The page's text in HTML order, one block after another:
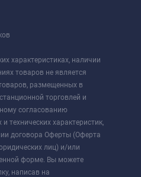
характеристиках, наличии
товаров не является
размещенных в
торговлей и
согласованию
технических характеристик,
договора Оферты (Оферта
лиц) и/или
форме. Вы можете
написав на